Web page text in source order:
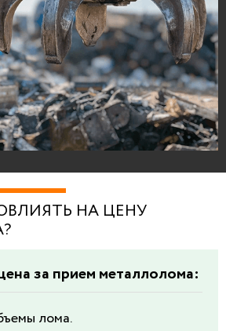
НА ЦЕНУ
за прием металлолома:
лома.